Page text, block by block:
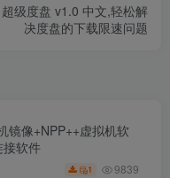
超级度盘 v1.0 中文,轻松解
决度盘的下载限速问题
镜像+NPP++虚拟机软
软件
1 9839